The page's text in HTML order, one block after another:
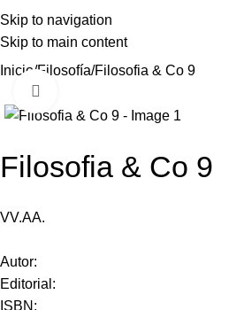
Skip to navigation
Skip to main content
Inicio Filosofía Filosofia & Co 9
Filosofia & Co 9
VV.AA.
Autor:
Editorial:
ISBN: